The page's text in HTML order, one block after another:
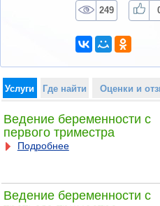
249
Услуги Где найти Оценки и
Ведение беременности с
первого триместра
Подробнее
Ведение беременности с